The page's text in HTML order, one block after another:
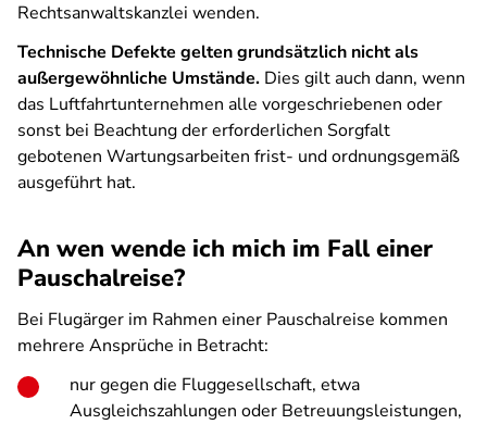
Rechtsanwaltskanzlei wenden.
Technische Defekte gelten grundsätzlich nicht als
außergewöhnliche Umstände. Dies gilt auch dann, wenn
das Luftfahrtunternehmen alle vorgeschriebenen oder
sonst bei Beachtung der erforderlichen Sorgfalt
gebotenen Wartungsarbeiten frist- und ordnungsgemäß
ausgeführt hat.
An wen wende ich mich im Fall einer
Pauschalreise?
Bei Flugärger im Rahmen einer Pauschalreise kommen
mehrere Ansprüche in Betracht:
nur gegen die Fluggesellschaft, etwa
Ausgleichszahlungen oder Betreuungsleistungen,